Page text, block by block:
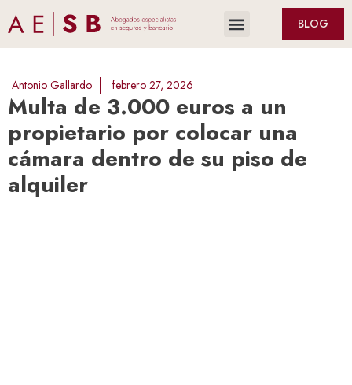
BLOG
Antonio Gallardo febrero 27, 2026
Multa de 3.000 euros a un
propietario por colocar una
cámara dentro de su piso de
alquiler